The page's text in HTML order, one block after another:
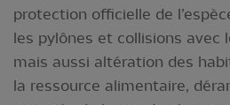
protection officielle de
les pylônes et collisions avec
mais aussi altération des
la ressource alimentaire,